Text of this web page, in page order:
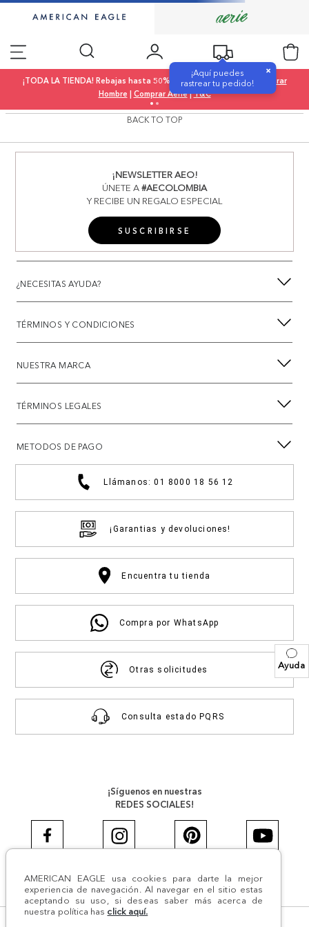
Ayuda
AMERICAN EAGLE usa cookies para darte la mejor
experiencia de navegación. Al navegar en el sitio estas
aceptando su uso, si deseas saber más acerca de
nuestra política has click aquí.
¡Aquí puedes
rastrear tu pedido!
×
¡TODA LA TIENDA! Rebajas hasta 50% OFF |Comprar Mujer|
Comprar
Hombre | Comprar Aerie|T&C
BACK TO TOP
¡NEWSLETTER AEO!
ÚNETE A#AECOLOMBIA
Y RECIBE UN REGALO ESPECIAL
SUSCRIBIRSE
¿NECESITAS AYUDA?
TÉRMINOS Y CONDICIONES
NUESTRA MARCA
TÉRMINOS LEGALES
METODOS DE PAGO
Llámanos: 01 8000 18 56 12
¡Garantias y devoluciones!
Encuentra tu tienda
Compra por WhatsApp
Otras solicitudes
Consulta estado PQRS
¡Síguenos en nuestras
REDES SOCIALES!
#AEJEANS #AerieREALCOL